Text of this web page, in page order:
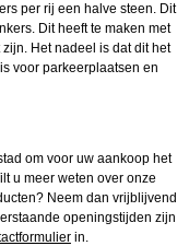
per rij een halve steen. Dit
Dit heeft te maken met
Het nadeel is dat dit het
voor parkeerplaatsen en
om voor uw aankoop het
u meer weten over onze
Neem dan vrijblijvend
openingstijden zijn
in.